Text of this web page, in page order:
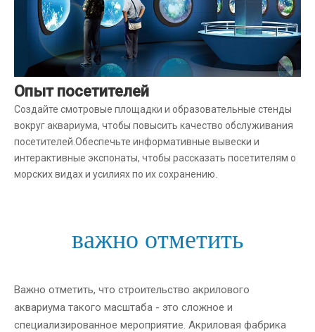
Опыт посетителей
Создайте смотровые площадки и образовательные стенды
вокруг аквариума, чтобы повысить качество обслуживания
посетителей.Обеспечьте информативные вывески и
интерактивные экспонаты, чтобы рассказать посетителям о
морских видах и усилиях по их сохранению.
важно отметить
Важно отметить, что строительство акрилового
аквариума такого масштаба - это сложное и
специализированное мероприятие. Акриловая фабрика